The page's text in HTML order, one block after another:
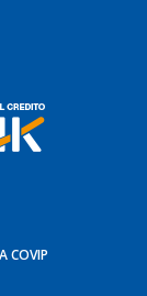
COVIP